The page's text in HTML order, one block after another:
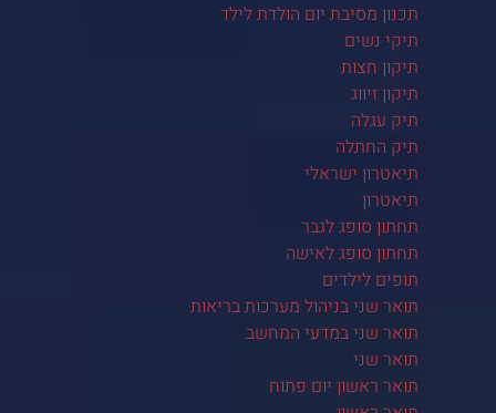
תכנון מסיבת יום הולדת לילד
תיקי נשים
תיקון חצות
תיקון זיווג
תיק עגלה
תיק החתלה
תיאטרון ישראלי
תיאטרון
תחתון סופג לגבר
תחתון סופג לאישה
תופים לילדים
תואר שני בניהול מערכות בריאות
תואר שני במדעי המחשב
תואר שני
תואר ראשון יום פתוח